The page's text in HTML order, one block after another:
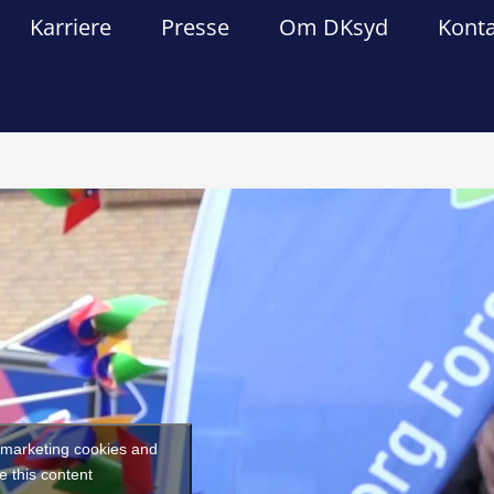
Karriere Presse Om DKsyd
cookies and
this content